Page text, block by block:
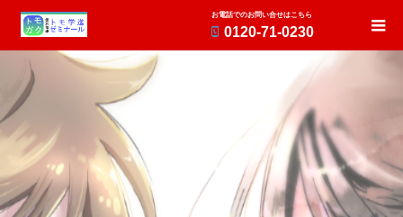
お電話でのお問い合せはこちら
0120-71-0230